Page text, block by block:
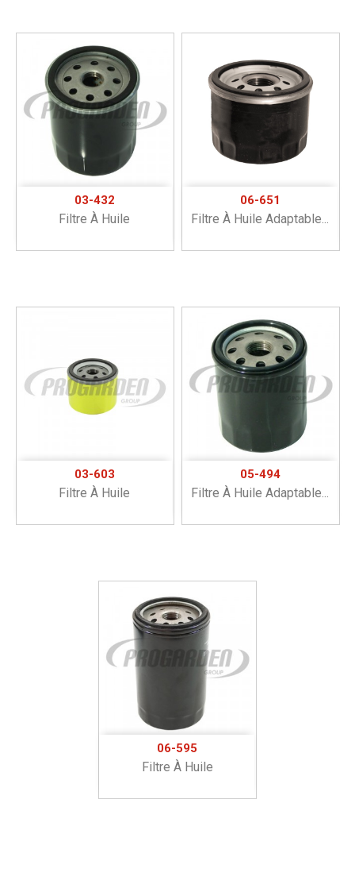
03-432
Filtre À Huile
06-651
Filtre À Huile Adaptable...
03-603
Filtre À Huile
05-494
Filtre À Huile Adaptable...
06-595
Filtre À Huile